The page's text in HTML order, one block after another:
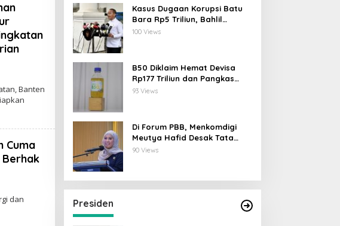
Banten
Cuma
dan
Kasus Dugaan Korupsi Batu
Bara Rp5 Triliun, Bahlil
Lahadalia: ESDM Siap Berikan
100 Views
B50 Diklaim Hemat Devisa
Rp177 Triliun dan Pangkas
Emisi 44 Juta Ton CO₂
93 Views
Di Forum PBB, Menkomdigi
Meutya Hafid Desak Tata
Kelola AI Global Utamakan
90 Views
Presiden